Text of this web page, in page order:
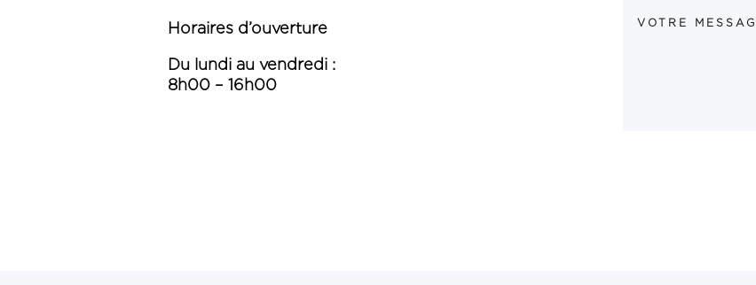
Horaires d’ouverture
Du lundi au vendredi :
8h00 – 16h00